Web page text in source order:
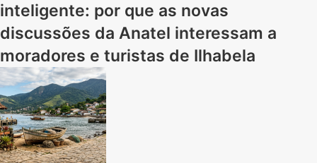
inteligente: por que as novas
discussões da Anatel interessam a
moradores e turistas de Ilhabela